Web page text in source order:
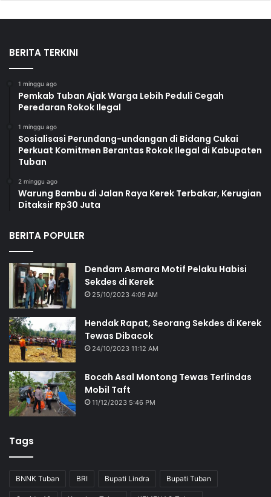
BERITA TERKINI
1 minggu ago
Pemkab Tuban Ajak Warga Lebih Peduli Cegah
Peredaran Rokok Ilegal
1 minggu ago
Sosialisasi Perundang-undangan di Bidang Cukai
Perkuat Komitmen Berantas Rokok Ilegal di Kabupaten
Tuban
2 minggu ago
Warung Bambu di Jalan Raya Kerek Terbakar, Kerugian
Ditaksir Rp30 Juta
BERITA POPULER
Dendam Asmara Motif Pelaku Habisi
Sekdes di Kerek
25/10/2023 4:09 AM
Hendak Rapat, Seorang Sekdes di Kerek
Tewas Dibacok
24/10/2023 11:12 AM
Bocah Asal Montong Tewas Terlindas
Mobil Taft
11/12/2023 5:46 PM
Tags
BNNK Tuban BRI Bupati Lindra Bupati Tuban